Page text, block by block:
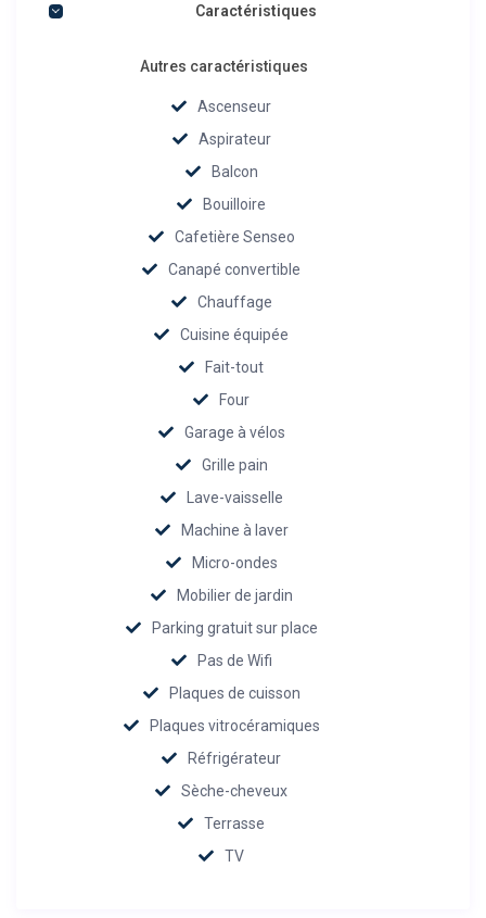
Caractéristiques
Autres caractéristiques
Ascenseur
Aspirateur
Balcon
Bouilloire
Cafetière Senseo
Canapé convertible
Chauffage
Cuisine équipée
Fait-tout
Four
Garage à vélos
Grille pain
Lave-vaisselle
Machine à laver
Micro-ondes
Mobilier de jardin
Parking gratuit sur place
Pas de Wifi
Plaques de cuisson
Plaques vitrocéramiques
Réfrigérateur
Sèche-cheveux
Terrasse
TV